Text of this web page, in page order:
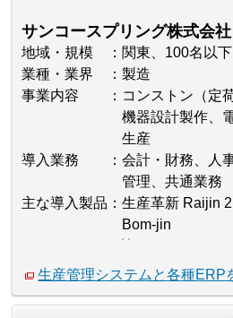
サンコースプリング株式会社
地域・規模
関東、100名以下
業種・業界
製造
事業内容
コンストン（定
機器設計製作、
生産
導入業務
会計・財務、人
管理、共通業務
主な導入製品
生産革新 Raijin
Bom-jin
生産管理システムと各種ERP